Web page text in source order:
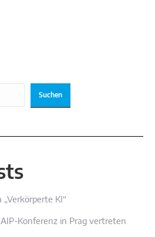
Suchen
KI“
Konferenz in Prag vertreten